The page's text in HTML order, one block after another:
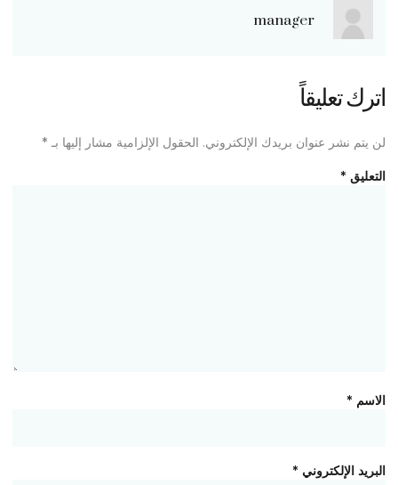
manager
اترك تعليقاً
لن يتم نشر عنوان بريدك الإلكتروني. الحقول الإلزامية مشار إليها بـ *
التعليق *
الاسم *
البريد الإلكتروني *